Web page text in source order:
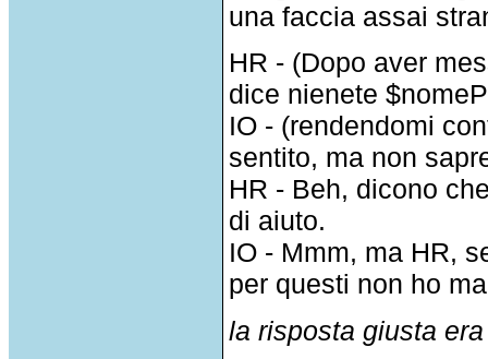
una faccia assai
HR - (Dopo aver
dice nienete
IO - (rendendomi
sentito, ma non
HR - Beh, dicono
di aiuto.
IO - Mmm, ma HR,
per questi non ho
la risposta giusta